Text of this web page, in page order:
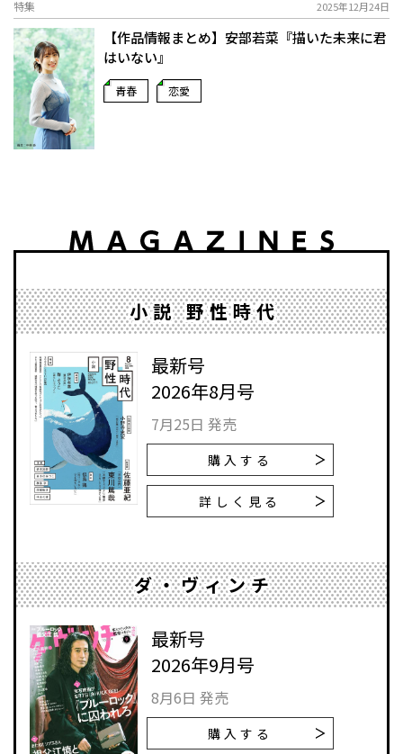
特集 2025年12月24日
【作品情報まとめ】安部若菜『描いた未来に君
はいない』
青春 恋愛
小説 野性時代
最新号
2026年8月号
7月25日 発売
購入する
詳しく見る
ダ・ヴィンチ
最新号
2026年9月号
8月6日 発売
購入する